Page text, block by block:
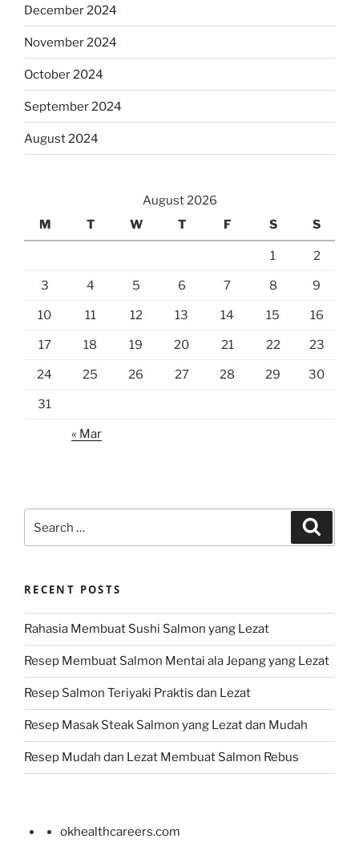
December 2024
November 2024
October 2024
September 2024
August 2024
August 2026
M
T W T F S S
1 2
3 4 5 6 7 8 9
10 11 12 13 14 15 16
17 18 19 20 21 22 23
24 25 26 27 28 29 30
31
« Mar
for:
RECENT POSTS
Rahasia Membuat Sushi Salmon yang Lezat
Resep Membuat Salmon Mentai ala Jepang yang Lezat
Resep Salmon Teriyaki Praktis dan Lezat
Resep Masak Steak Salmon yang Lezat dan Mudah
Resep Mudah dan Lezat Membuat Salmon Rebus
okhealthcareers.com